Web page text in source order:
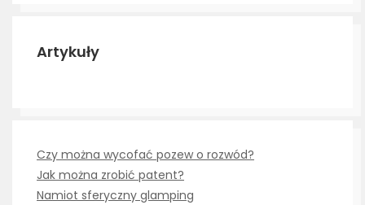
Artykuły
Czy można wycofać pozew o rozwód?
Jak można zrobić patent?
Namiot sferyczny glamping